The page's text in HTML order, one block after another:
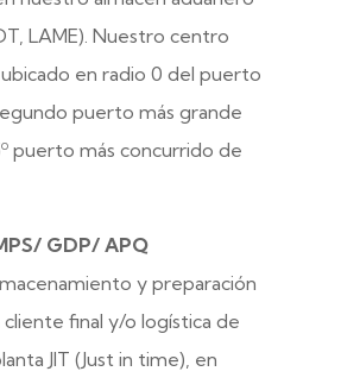
LAME). Nuestro centro
en radio 0 del puerto
puerto más grande
puerto más concurrido de
GDP/ APQ
y preparación
final y/o logística de
JIT (Just in time), en